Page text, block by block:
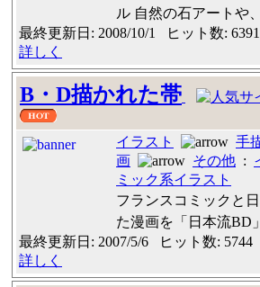
ル 自然の石アートや
最終更新日: 2008/10/1 ヒット数:
詳しく
B・D描かれた帯
イラスト 手
画
その他 :
ミック系イラスト
フランスコミックと
た漫画を「日本流BD
最終更新日: 2007/5/6 ヒット数:
詳しく